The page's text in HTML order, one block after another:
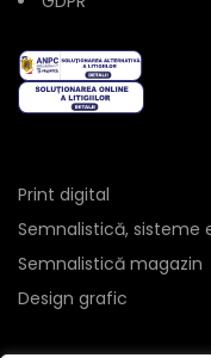
Print digital
Semnalistică, sisteme
Semnalistică magazin
Design grafic